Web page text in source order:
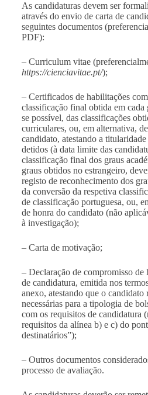
As candidaturas devem ser
através do envio de carta de
seguintes documentos
PDF):
– Curriculum vitae
https://cienciavitae.pt/);
– Certificados de habilitações
classificação final obtida em cada
se possível, das classificações
curriculares, ou, em alternativa,
candidato, atestando a
detidos (à data limite das
classificação final dos graus
graus obtidos no estrangeiro,
registo de reconhecimento dos
da conversão da respetiva
de classificação portuguesa, ou,
de honra do candidato (não
à investigação);
– Carta de motivação;
– Declaração de compromisso de
de candidatura, emitida nos
anexo, atestando que o candidato
necessárias para a tipologia de
com os requisitos de candidatura
requisitos da alínea b) e c) do
destinatários”);
– Outros documentos
processo de avaliação.